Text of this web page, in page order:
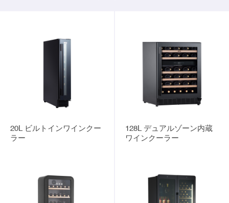
20L ビルトインワインクー
ラー
128L デュアルゾーン内蔵
ワインクーラー